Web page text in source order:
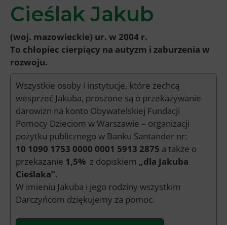
Cieślak Jakub
(woj. mazowieckie) ur. w 2004 r.
To chłopiec cierpiący na autyzm i zaburzenia w
rozwoju.
Wszystkie osoby i instytucje, które zechcą
wesprzeć Jakuba, proszone są o przekazywanie
darowizn na konto Obywatelskiej Fundacji
Pomocy Dzieciom w Warszawie – organizacji
pożytku publicznego w Banku Santander nr:
10 1090 1753 0000 0001 5913 2875 a także o
przekazanie 1,5% z dopiskiem „dla Jakuba
Cieślaka”.
W imieniu Jakuba i jego rodziny wszystkim
Darczyńcom dziękujemy za pomoc.